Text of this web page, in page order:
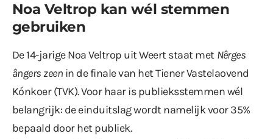
Noa Veltrop kan wél stemmen
gebruiken
De 14-jarige Noa Veltrop uit Weert staat met Nêrges
ângers zeen in de finale van het Tiener Vastelaovend
Kónkoer (TVK). Voor haar is publieksstemmen wél
belangrijk: de einduitslag wordt namelijk voor 35%
bepaald door het publiek.